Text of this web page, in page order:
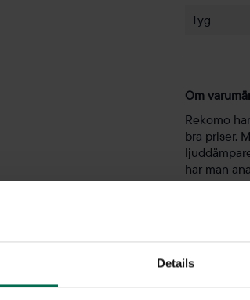
Details
Tyg
Om
Rekomo
bra priser.
har man
Abstracta
utveckling